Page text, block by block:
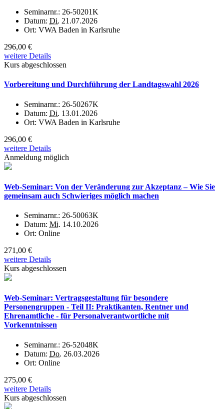
Seminarnr.: 26-50201K
Datum: Di. 21.07.2026
Ort: VWA Baden in Karlsruhe
296,00 €
weitere Details
Kurs abgeschlossen
Vorbereitung und Durchführung der Landtagswahl 2026
Seminarnr.: 26-50267K
Datum: Di. 13.01.2026
Ort: VWA Baden in Karlsruhe
296,00 €
weitere Details
Anmeldung möglich
Web-Seminar: Von der Veränderung zur Akzeptanz – Wie Sie
gemeinsam auch Schwieriges möglich machen
Seminarnr.: 26-50063K
Datum: Mi. 14.10.2026
Ort: Online
271,00 €
weitere Details
Kurs abgeschlossen
Web-Seminar: Vertragsgestaltung für besondere
Personengruppen - Teil II: Praktikanten, Rentner und
Ehrenamtliche - für Personalverantwortliche mit
Vorkenntnissen
Seminarnr.: 26-52048K
Datum: Do. 26.03.2026
Ort: Online
275,00 €
weitere Details
Kurs abgeschlossen